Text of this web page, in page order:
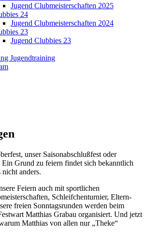
Jugend Clubmeisterschaften 2025
24
Jugend Clubmeisterschaften 2024
23
Jugend Clubbies 23
Jugendtraining
unser Saisonabschlußfest oder
Ein Grund zu feiern findet sich bekanntlich
anders.
Feiern auch mit sportlichen
Schleifchenturnier, Eltern-
freien Sonntagsrunden werden beim
Matthias Grabau organisiert. Und jetzt
Matthias von allen nur „Theke“